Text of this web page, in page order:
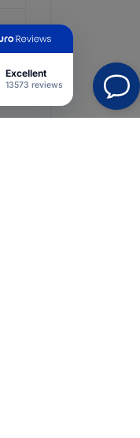
Excellent
13573 reviews